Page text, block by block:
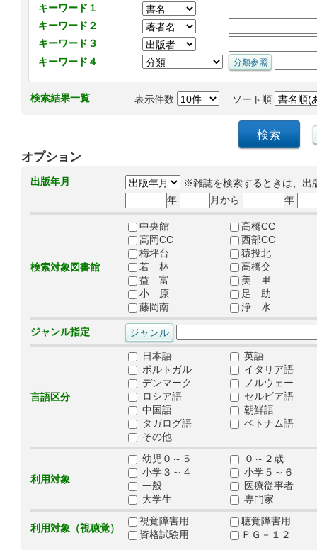
キーワード１
キーワード２
キーワード３
キーワード４
検索結果一覧 表示件数 ソート順
オプション
出版年月
※雑誌を検索するときは、出
年
月から 年
検索対象図書館
中央館
高橋CC
高岡CC
西部CC
梅坪台
猿投北
若 林
高橋交
益 富
美 里
小 原
足 助
藤岡南
浄 水
ジャンル指定
言語区分
日本語
英語
ポルトガル
イタリア語
デンマーク
ノルウェー
ロシア語
セルビア語
中国語
朝鮮語
タガログ語
ベトナム語
その他
利用対象
幼児０～５
０～２歳
小学３～４
小学５～６
一般
医療従事者
大学生
専門家
利用対象（視聴覚）
視覚障害用
聴覚障害用
資格試験用
ＰＧ－１２